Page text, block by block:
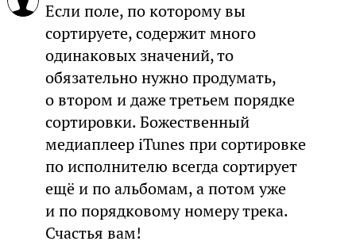
Если поле, по которому вы
сортируете, содержит много
одинаковых значений, то
обязательно нужно продумать,
о втором и даже третьем порядке
сортировки. Божественный
медиаплеер iTunes при сортировке
по исполнителю всегда сортирует
ещё и по альбомам, а потом уже
и по порядковому номеру трека.
Счастья вам!